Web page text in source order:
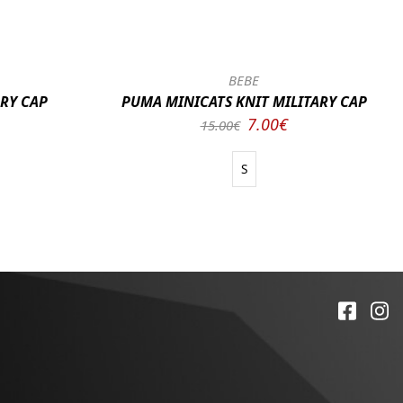
CAP
BEBE
PUMA MINICATS KNIT MILITARY CAP
15.00€ 7.00€
S